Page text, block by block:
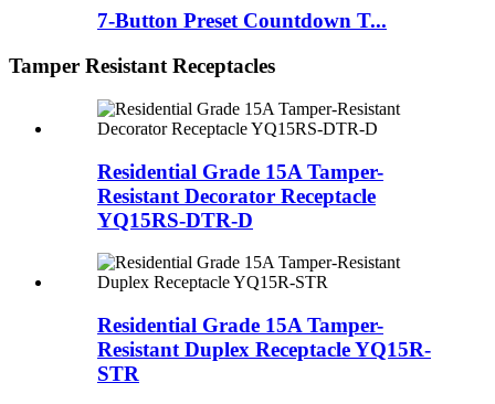
7-Button Preset Countdown T...
Tamper Resistant Receptacles
Residential Grade 15A Tamper-
Resistant Decorator Receptacle
YQ15RS-DTR-D
Residential Grade 15A Tamper-
Resistant Duplex Receptacle YQ15R-
STR